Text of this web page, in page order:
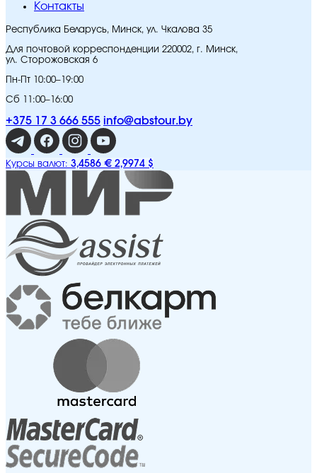
Контакты
Республика Беларусь, Минск, ул. Чкалова 35
Для почтовой корреспонденции 220002, г. Минск,
ул. Сторожовская 6
Пн-Пт 10:00–19:00
Сб 11:00–16:00
+375 17 3 666 555 info@abstour.by
Курсы валют: 3,4586 € 2,9974 $